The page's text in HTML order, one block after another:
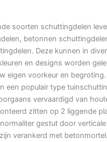
soorten schuttingdelen
betonnen
Deze kunnen in
en designs worden
eigen voorkeur en begroting.
een populair type
vervaardigd van
zitten op 2 liggende
gestut door
verankerd met